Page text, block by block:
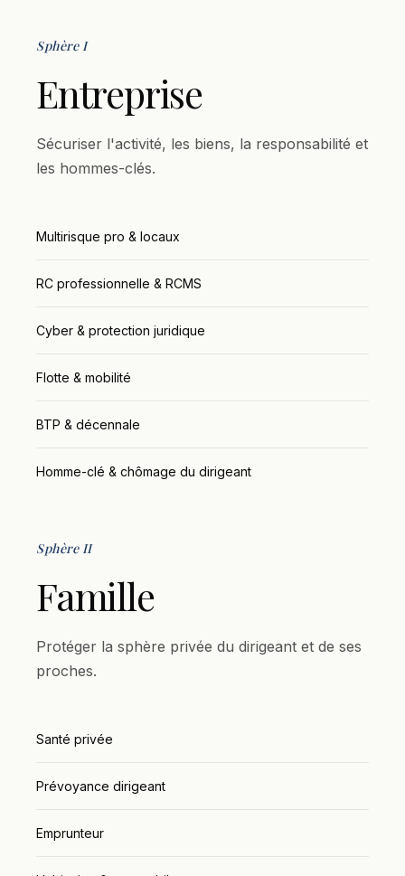
Sphère I
Entreprise
Sécuriser l'activité, les biens, la responsabilité et
les hommes-clés.
Multirisque pro & locaux
RC professionnelle & RCMS
Cyber & protection juridique
Flotte & mobilité
BTP & décennale
Homme-clé & chômage du dirigeant
Sphère II
Famille
Protéger la sphère privée du dirigeant et de ses
proches.
Santé privée
Prévoyance dirigeant
Emprunteur